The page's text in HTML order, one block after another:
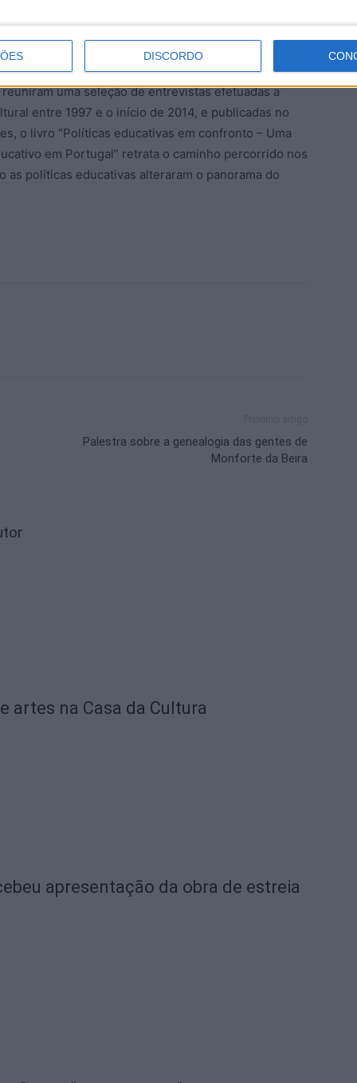
DISCORDO
Superior, a revisão do Regime Jurídico das IES
dos livros “Políticas e Políticos da Educação” e
uma seleção de entrevistas efetuadas a
entre 1997 e o início de 2014, e publicadas no
o livro “Políticas educativas em confronto – Uma
em Portugal” retrata o caminho percorrido nos
as políticas educativas alteraram o panorama do
Palestra sobre a genealogia das gentes de
Monforte da Beira
artes na Casa da Cultura
apresentação da obra de estreia